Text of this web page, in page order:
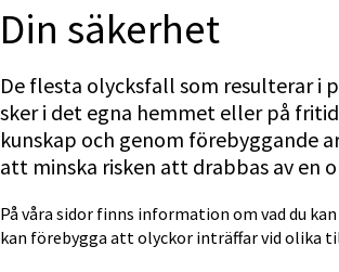
Din säkerhet
De flesta olycksfall som resulterar i
sker i det egna hemmet eller på
kunskap och genom förebyggande
att minska risken att drabbas av en
På våra sidor finns information om vad du
kan förebygga att olyckor inträffar vid olika